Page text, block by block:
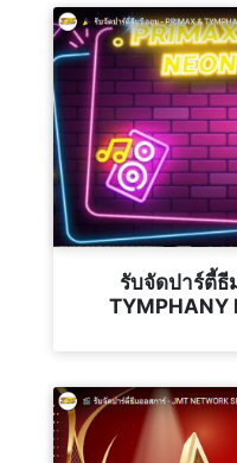
รับจัดปาร์ตี้ธี
TYMPHANY